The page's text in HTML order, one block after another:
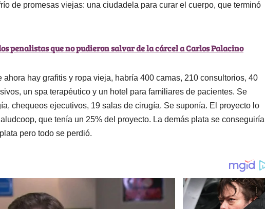
de promesas viejas: una ciudadela para curar el cuerpo, que terminó
penalistas que no pudieron salvar de la cárcel a Carlos Palacino
ahora hay grafitis y ropa vieja, habría 400 camas, 210 consultorios, 40
un spa terapéutico y un hotel para familiares de pacientes. Se
chequeos ejecutivos, 19 salas de cirugía. Se suponía. El proyecto lo
que tenía un 25% del proyecto. La demás plata se conseguiría
pero todo se perdió.